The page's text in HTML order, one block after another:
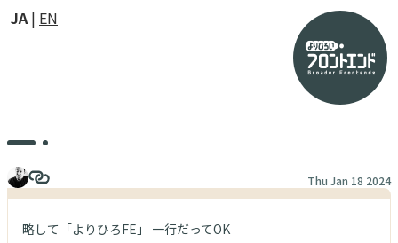
JA EN
Thu Jan 18 2024
略して「よりひろFE」 一行だってOK